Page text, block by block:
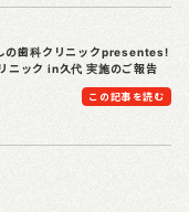
の歯科クリニックpresentes!
ニック in久代 実施のご報告
この記事を読む